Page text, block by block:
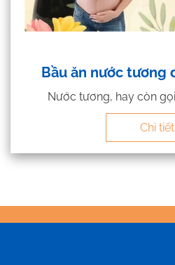
Bầu ăn nước tương
Nước tương, hay còn
Chi tiết